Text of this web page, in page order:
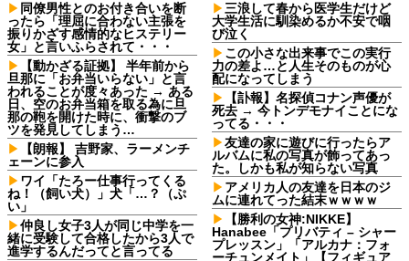
同僚男性とのお付き合いを断
ったら「理屈に合わない主張を
振りかざす感情的なヒステリー
女」と言いふらされて・・・
【動かざる証拠】 半年前から
旦那に「お弁当いらない」と言
われることが度々あった → ある
日、空のお弁当箱を取る為に旦
那の鞄を開けた時に、衝撃のブ
ツを発見してしまう…
【朗報】 吉野家、ラーメンチ
ェーンに参入
ワイ「たろー仕事行ってくる
ね！（飼い犬）」犬「…？（ぷ
い」
仲良し女子3人が同じ中学を一
緒に受験して合格したから3人で
進学するんだってと言ってる
三浪して春から医学生だけど
大学生活に馴染めるか不安で咽
び泣く
この小さな出来事でこの実行
力の差よ…と人生そのものが心
配になってしまう
【訃報】名探偵コナン声優が
死去 → 今トンデモナイことにな
ってる・・・
友達の家に遊びに行ったらア
ルバムに私の写真が飾ってあっ
た。しかも私が知らない写真
アメリカ人の友達を日本のジ
ムに連れてった結末ｗｗｗｗ
【勝利の女神:NIKKE】
Hanabee「プリバティ – シャー
プレッスン」「アルカナ：フォ
ーチュンメイト」【フィギュア